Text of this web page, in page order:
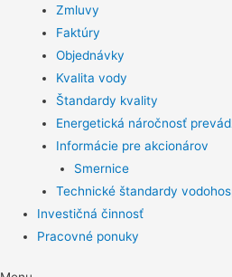
Zmluvy
Faktúry
Objednávky
Kvalita vody
Štandardy kvality
Energetická náročnosť
Informácie pre akcionárov
Smernice
Technické štandardy
Investičná činnosť
Pracovné ponuky